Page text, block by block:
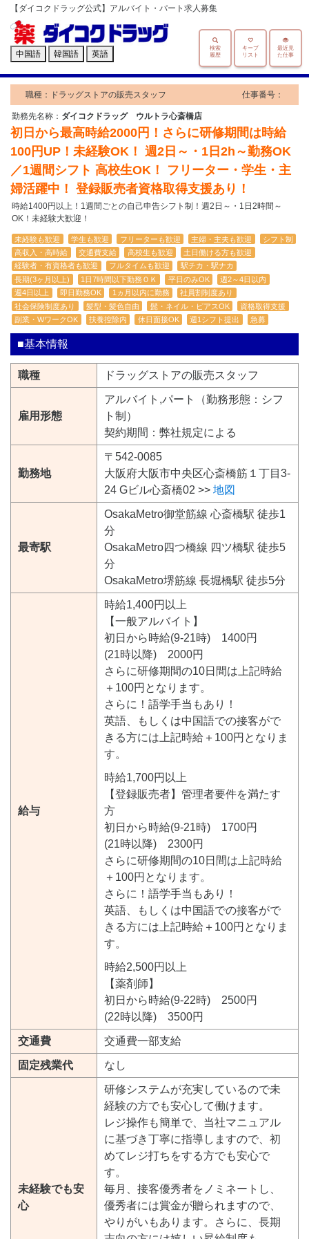
【ダイコクドラッグ公式】アルバイト・パート求人募集
中国語 韓国語 英語
最近見
た仕事
キープ
リスト
検索
履歴
職種：ドラッグストアの販売スタッフ 仕事番号：
勤務先名称： ダイコクドラッグ ウルトラ心斎橋店
初日から最高時給2000円！さらに研修期間は時給
100円UP！未経験OK！ 週2日～・1日2h～勤務OK
／1週間シフト 高校生OK！ フリーター・学生・主
婦活躍中！ 登録販売者資格取得支援あり！
時給1400円以上！1週間ごとの自己申告シフト制！週2日～・1日2時間～
OK！未経験大歓迎！
未経験も歓迎 学生も歓迎 フリーターも歓迎 主婦・主夫も歓迎
シフト制
高収入・高時給
交通費支給 高校生も歓迎
土日働ける方も歓迎
経験者・有資格者も歓迎
フルタイムも歓迎
駅チカ・駅ナカ
長期(3ヶ月以上)
1日7時間以下勤務ＯＫ 平日のみOK
週2～4日以内
週4日以上
即日勤務OK 1ヵ月以内に勤務
社員割制度あり
社会保険制度あり
髪型・髪色自由 髭・ネイル・ピアスOK
資格取得支援
副業・WワークOK
扶養控除内 休日面接OK 週1シフト提出 急募
■基本情報
職種 ドラッグストアの販売スタッフ
雇用形態
アルバイト,パート（勤務形態：シフ
ト制）
契約期間：弊社規定による
勤務地
〒542-0085
大阪府大阪市中央区心斎橋筋１丁目3-
24 Gビル心斎橋02 >> 地図
最寄駅
OsakaMetro御堂筋線 心斎橋駅 徒歩1
分
OsakaMetro四つ橋線 四ツ橋駅 徒歩5
分
OsakaMetro堺筋線 長堀橋駅 徒歩5分
給与
時給1,400円以上
【一般アルバイト】
初日から時給(9-21時) 1400円
(21時以降) 2000円
さらに研修期間の10日間は上記時給
＋100円となります。
さらに！語学手当もあり！
英語、もしくは中国語での接客がで
きる方には上記時給＋100円となりま
す。
時給1,700円以上
【登録販売者】管理者要件を満たす
方
初日から時給(9-21時) 1700円
(21時以降) 2300円
さらに研修期間の10日間は上記時給
＋100円となります。
さらに！語学手当もあり！
英語、もしくは中国語での接客がで
きる方には上記時給＋100円となりま
す。
時給2,500円以上
【薬剤師】
初日から時給(9-22時) 2500円
(22時以降) 3500円
交通費 交通費一部支給
固定残業代 なし
未経験でも安
心
研修システムが充実しているので未
経験の方でも安心して働けます。
レジ操作も簡単で、当社マニュアル
に基づき丁寧に指導しますので、初
めてレジ打ちをする方でも安心で
す。
毎月、接客優秀者をノミネートし、
優秀者には賞金が贈られますので、
やりがいもあります。さらに、長期